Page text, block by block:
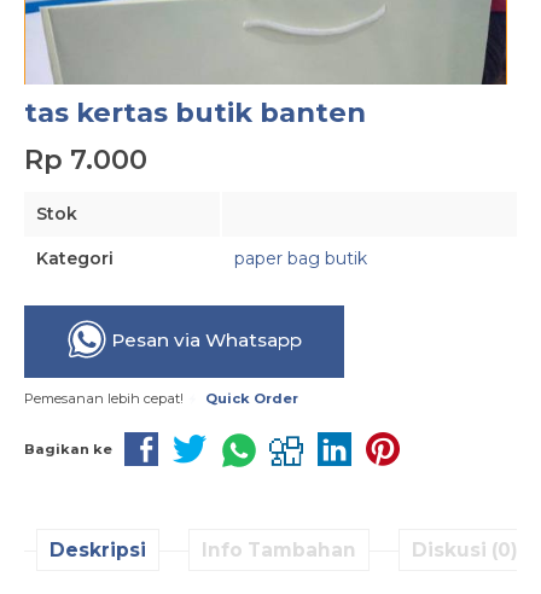
tas kertas butik banten
Rp 7.000
Stok
Kategori paper bag butik
Pesan via Whatsapp
Pemesanan lebih cepat! Quick Order
Bagikan ke
Deskripsi Info Tambahan Diskusi (0)